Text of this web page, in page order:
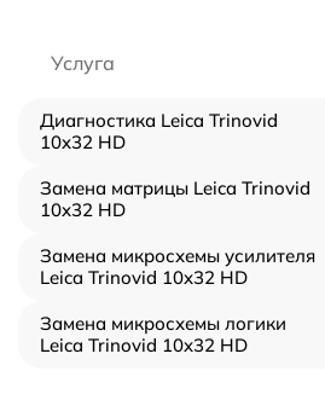
Услуга
Диагностика Leica Trinovid
10x32 HD
Замена матрицы Leica Trinovid
10x32 HD
Замена микросхемы усилителя
Leica Trinovid 10x32 HD
Замена микросхемы логики
Leica Trinovid 10x32 HD